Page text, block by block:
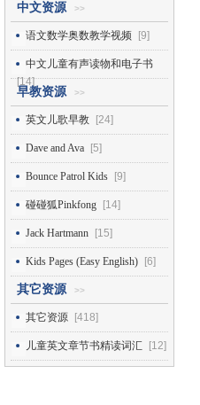
中文资源 >>
语文数学奥数教学视频 [9]
中文儿童有声读物和电子书
[14]
早教资源 >>
英文儿歌早教 [24]
Dave and Ava [5]
Bounce Patrol Kids [9]
碰碰狐Pinkfong [14]
Jack Hartmann [15]
Kids Pages (Easy English) [6]
其它资源 >>
其它资源 [418]
儿童英文章节书精读词汇 [12]